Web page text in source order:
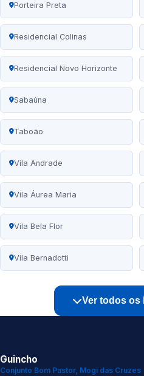
Porteira Preta
Residencial Colinas
Residencial Novo Horizonte
Sabaúna
Taboão
Vila Andrade
Vila Áurea Maria
Vila Bela Flor
Vila Bernadotti
Ver todos os
Guincho
Conjunto Bom Pastor, Mogi das Cruzes